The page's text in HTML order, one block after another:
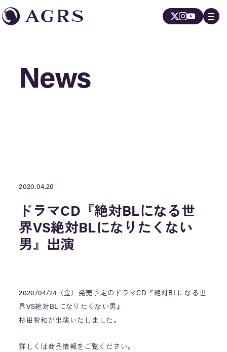
News
News
2020.04.20
ドラマCD『絶対BLになる世
界VS絶対BLになりたくない
男』出演
2020/04/24（金）発売予定のドラマCD『絶対BLになる世
界VS絶対BLになりたくない男』
杉田智和が出演いたしました。
詳しくは商品情報をご覧ください。